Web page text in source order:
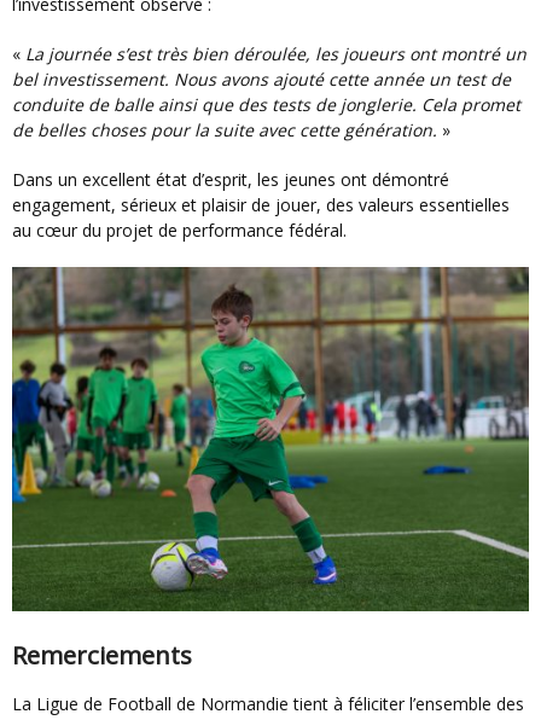
« La journée s’est très bien déroulée, les joueurs ont montré un
bel investissement. Nous avons ajouté cette année un test de
conduite de balle ainsi que des tests de jonglerie. Cela promet
de belles choses pour la suite avec cette génération. »
Dans un excellent état d’esprit, les jeunes ont démontré
engagement, sérieux et plaisir de jouer, des valeurs essentielles
au cœur du projet de performance fédéral.
Remerciements
La Ligue de Football de Normandie tient à féliciter l’ensemble des